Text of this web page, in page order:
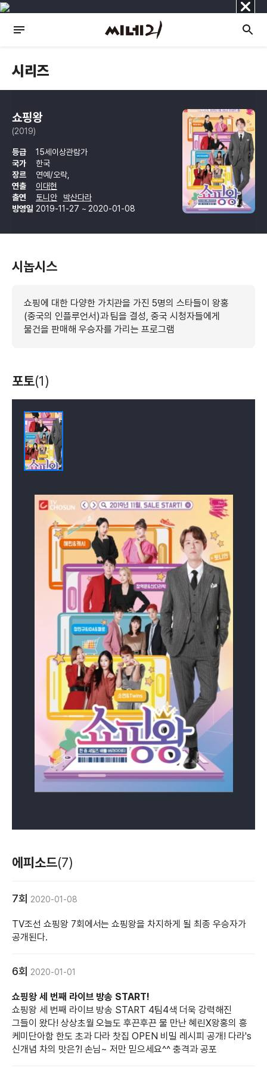
닫
기
시리즈
쇼핑왕
(2019)
등급
15세이상관람가
국가
한국
장르
연예/오락,
연출
이대현
출연
토니안
박산다라
방영일 2019-11-27 ~ 2020-01-08
시놉시스
쇼핑에 대한 다양한 가치관을 가진 5명의 스타들이 왕홍
(중국의 인플루언서)과 팀을 결성, 중국 시청자들에게
물건을 판매해 우승자를 가리는 프로그램
포토(1)
에피소드(7)
7회 2020-01-08
TV조선 쇼핑왕 7회에서는 쇼핑왕을 차지하게 될 최종 우승자가
공개된다.
6회 2020-01-01
쇼핑왕 세 번째 라이브 방송 START!
쇼핑왕 세 번째 라이브 방송 START 4팀4색 더욱 강력해진
그들이 왔다! 상상초월 오늘도 후끈후끈 물 만난 혜린X왕홍의 흥
케미단아함 한도 초과 다라 찻집 OPEN 비밀 레시피 공개! 다라's
신개념 차의 맛은?! 손님~ 저만 믿으세요^^ 충격과 공포